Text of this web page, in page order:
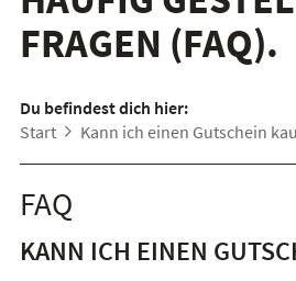
FRAGEN (FAQ).
Du befindest dich hier:
Start
Kann ich einen Gutschein
FAQ
KANN ICH EINEN